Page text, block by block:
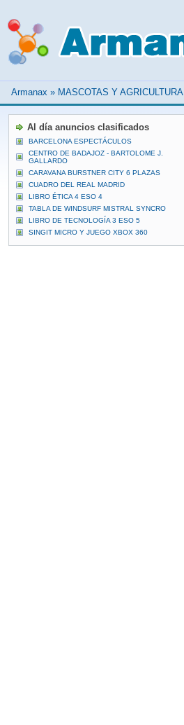
Armanax » MASCOTAS Y AGRICULTURA
Al día anuncios clasificados
BARCELONA ESPECTÁCULOS
CENTRO DE BADAJOZ - BARTOLOME J.
GALLARDO
CARAVANA BURSTNER CITY 6 PLAZAS
CUADRO DEL REAL MADRID
LIBRO ÉTICA 4 ESO 4
TABLA DE WINDSURF MISTRAL SYNCRO
LIBRO DE TECNOLOGÍA 3 ESO 5
SINGIT MICRO Y JUEGO XBOX 360